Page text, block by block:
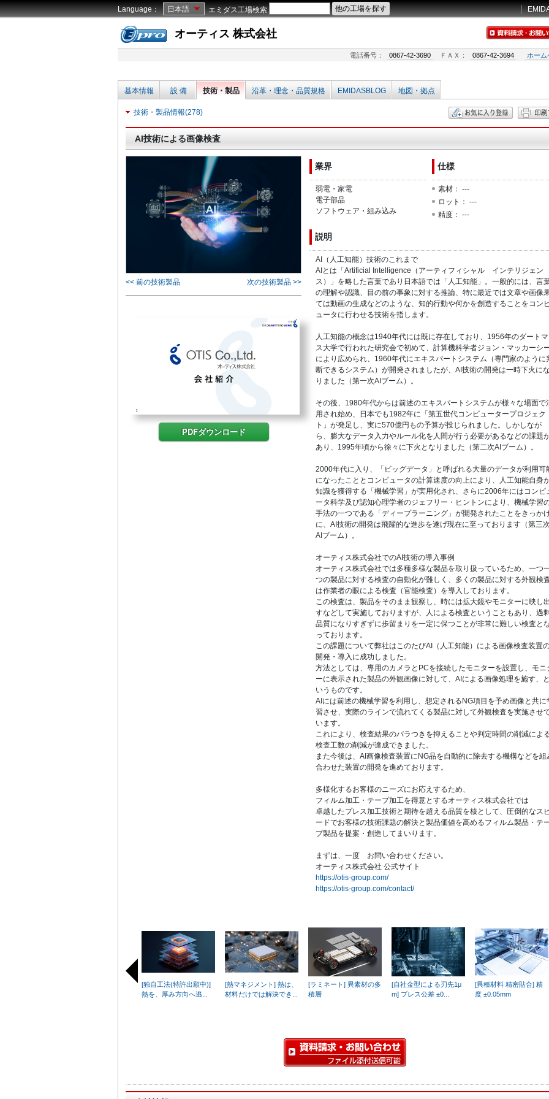
Language： 日本語 エミダス工場検索
オーティス 株式会社
電話番号： 0867-42-3690 ＦＡＸ： 0867-42-3694 ホーム
基本情報 設 備 技術・製品 沿革・理念・品質規格 EMIDASBLOG 地図・拠点
技術・製品情報(278)
AI技術による画像検査
<< 前の技術製品 次の技術製品 >>
PDFダウンロード
業界
弱電・家電
電子部品
ソフトウェア・組み込み
仕様
素材： ---
ロット： ---
精度： ---
説明
AI（人工知能）技術のこれまで
AIとは「Artificial Intelligence（アーティフィシャル インテリジェン
ス）」を略した言葉であり日本語では「人工知能」。一般的には、言
の理解や認識、目の前の事象に対する推論、特に最近では文章や画像
ては動画の生成などのような、知的行動や何かを創造することをコン
ュータに行わせる技術を指します。
人工知能の概念は1940年代には既に存在しており、1956年のダートマ
ス大学で行われた研究会で初めて、計算機科学者ジョン・マッカーシ
により広められ、1960年代にエキスパートシステム（専門家のように
断できるシステム）が開発されましたが、AI技術の開発は一時下火に
りました（第一次AIブーム）。
その後、1980年代からは前述のエキスパートシステムが様々な場面で
用され始め、日本でも1982年に「第五世代コンピュータープロジェク
ト」が発足し、実に570億円もの予算が投じられました。しかしなが
ら、膨大なデータ入力やルール化を人間が行う必要があるなどの課題
あり、1995年頃から徐々に下火となりました（第二次AIブーム）。
2000年代に入り、「ビッグデータ」と呼ばれる大量のデータが利用可
になったこととコンピュータの計算速度の向上により、人工知能自身
知識を獲得する「機械学習」が実用化され、さらに2006年にはコンピ
ータ科学及び認知心理学者のジェフリー・ヒントンにより、機械学習
手法の一つである「ディープラーニング」が開発されたことをきっか
に、AI技術の開発は飛躍的な進歩を遂げ現在に至っております（第三
AIブーム）。
オーティス株式会社でのAI技術の導入事例
オーティス株式会社では多種多様な製品を取り扱っているため、一つ
つの製品に対する検査の自動化が難しく、多くの製品に対する外観検
は作業者の眼による検査（官能検査）を導入しております。
この検査は、製品をそのまま観察し、時には拡大鏡やモニターに映し
すなどして実施しておりますが、人による検査ということもあり、過
品質になりすぎずに歩留まりを一定に保つことが非常に難しい検査と
っております。
この課題について弊社はこのたびAI（人工知能）による画像検査装置
開発・導入に成功しました。
方法としては、専用のカメラとPCを接続したモニターを設置し、モニ
ーに表示された製品の外観画像に対して、AIによる画像処理を施す、
いうものです。
AIには前述の機械学習を利用し、想定されるNG項目を予め画像と共に
習させ、実際のラインで流れてくる製品に対して外観検査を実施させ
います。
これにより、検査結果のバラつきを抑えることや判定時間の削減によ
検査工数の削減が達成できました。
また今後は、AI画像検査装置にNG品を自動的に除去する機構などを組
合わせた装置の開発を進めております。
多様化するお客様のニーズにお応えするため、
フィルム加工・テープ加工を得意とするオーティス株式会社では
卓越したプレス加工技術と期待を超える品質を核として、圧倒的なス
ードでお客様の技術課題の解決と製品価値を高めるフィルム製品・テ
プ製品を提案・創造してまいります。
まずは、一度 お問い合わせください。
オーティス株式会社 公式サイト
https://otis-group.com/
https://otis-group.com/contact/
[独自工法(特許出願中)]
熱を、厚み方向へ逃...
[熱マネジメント] 熱は、
材料だけでは解決でき...
[ラミネート] 異素材の多
積層
[自社金型による刃先1μ
m] プレス公差 ±0...
[異種材料 精密貼合] 精
度 ±0.05mm
1